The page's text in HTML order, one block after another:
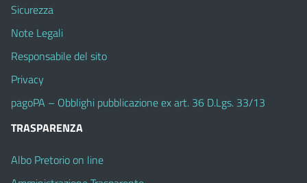
Sicurezza
Note Legali
Responsabile del sito
Privacy
pagoPA – Obblighi pubblicazione ex art. 36 D.Lgs. 33/13
TRASPARENZA
Albo Pretorio on line